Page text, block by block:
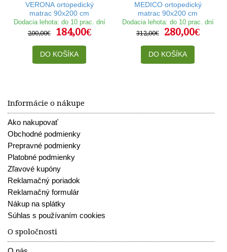
VERONA ortopedický
matrac 90x200 cm
Dodacia lehota: do 10 prac. dní
200,00€
184,00€
DO KOŠÍKA
MEDICO ortopedický
matrac 90x200 cm
Dodacia lehota: do 10 prac. dní
312,00€
280,00€
DO KOŠÍKA
Informácie o nákupe
Ako nakupovať
Obchodné podmienky
Prepravné podmienky
Platobné podmienky
Zľavové kupóny
Reklamačný poriadok
Reklamačný formulár
Nákup na splátky
Súhlas s používaním cookies
O spoločnosti